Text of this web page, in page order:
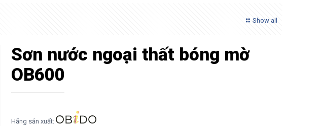
Show all
Sơn nước ngoại thất bóng mờ
OB600
Hãng sản xuất: